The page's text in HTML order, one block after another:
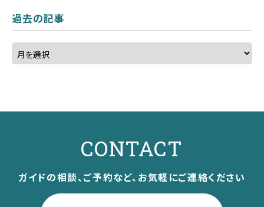
過去の記事
CONTACT
ガイドの相談、ご予約など、お気軽にご連絡ください